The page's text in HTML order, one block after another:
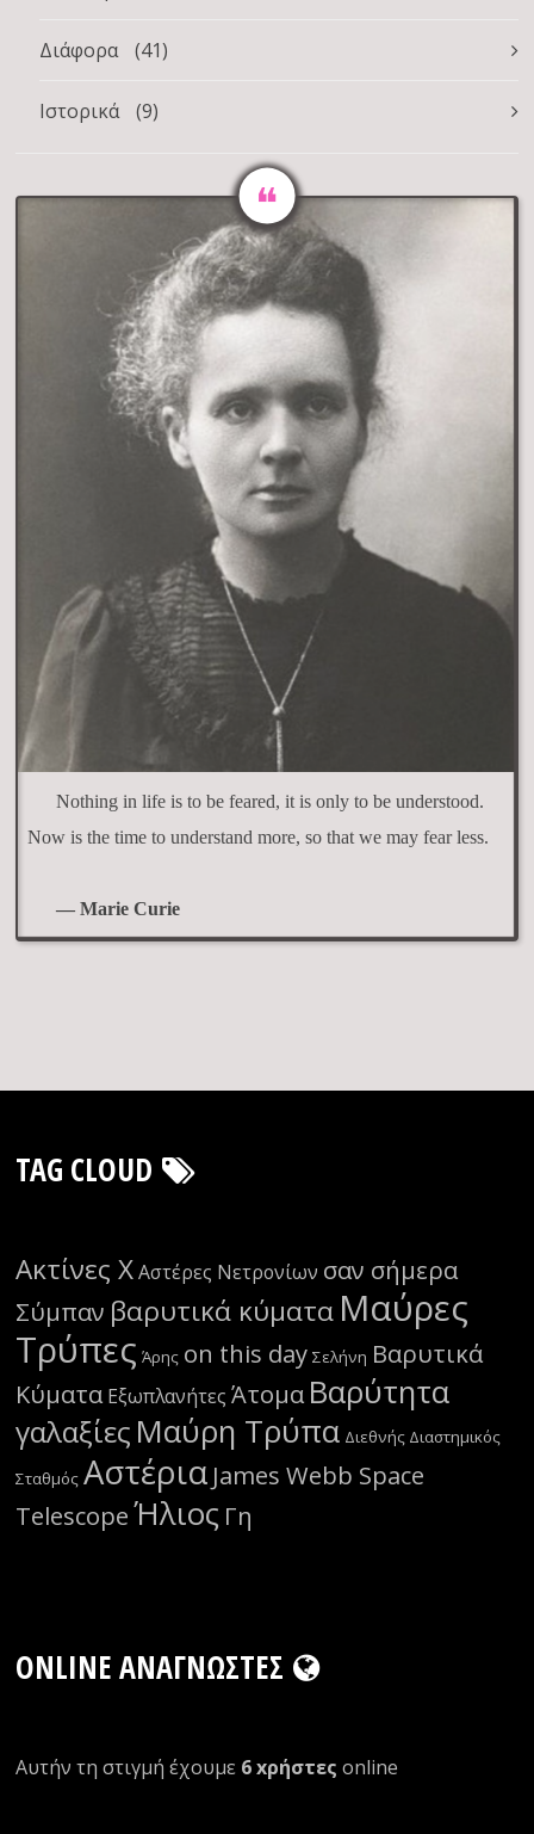
Διάφορα (41)
Ιστορικά (9)
Nothing in life is to be feared, it is only to be understood.
Now is the time to understand more, so that we may fear less.
— Marie Curie
TAG CLOUD
Ακτίνες Χ Αστέρες Νετρονίων σαν σήμερα
Σύμπαν βαρυτικά κύματα Μαύρες
Τρύπες Άρης on this day Σελήνη Βαρυτικά
Κύματα Εξωπλανήτες Άτομα Βαρύτητα
γαλαξίες Μαύρη Τρύπα Διεθνής Διαστημικός
Σταθμός Αστέρια James Webb Space
Telescope Ήλιος Γη
ONLINE ΑΝΑΓΝΏΣΤΕΣ
Αυτήν τη στιγμή έχουμε 6 xρήστες οnline